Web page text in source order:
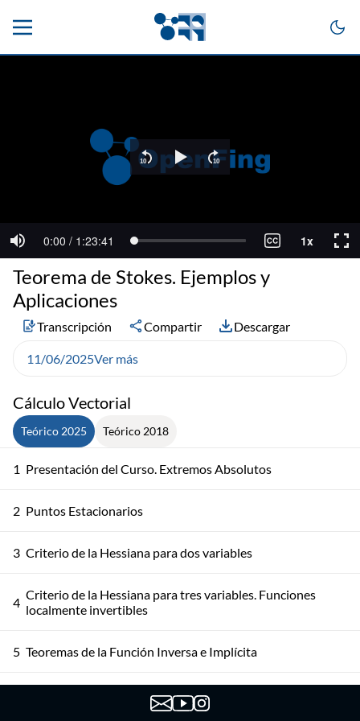
Cálculo Vectorial
Teórico 2025 Teórico 2018
1 Presentación del Curso. Extremos Absolutos
2 Puntos Estacionarios
3 Criterio de la Hessiana para dos variables
4 Criterio de la Hessiana para tres variables. Funciones
localmente invertibles
5 Teoremas de la Función Inversa e Implícita
Teorema de la Función Implícita. Aplicaciones y
Teorema de Stokes. Ejemplos y
Aplicaciones
Transcripción Compartir Descargar
11/06/2025Ver más